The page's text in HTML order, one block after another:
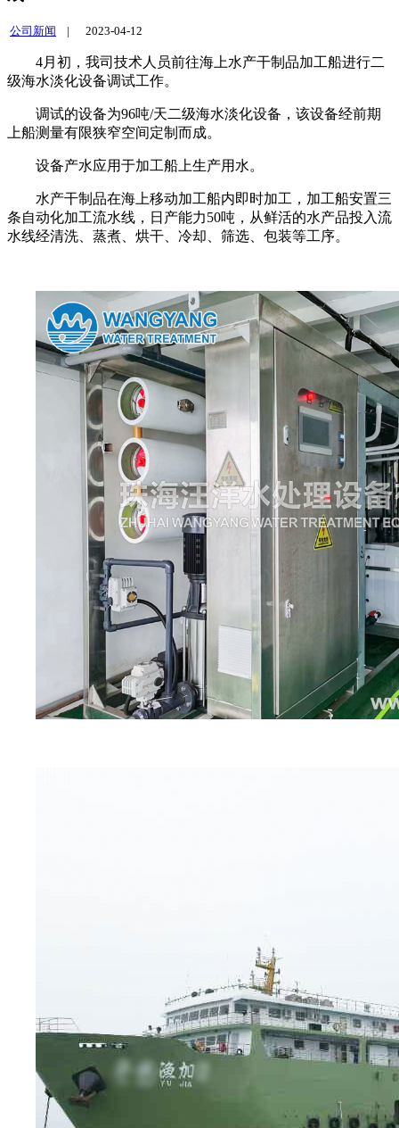
公司新闻 | 2023-04-12
4月初，我司技术人员前往海上水产干制品加工船进行二
级海水淡化设备调试工作。
调试的设备为96吨/天二级海水淡化设备，该设备经前期
上船测量有限狭窄空间定制而成。
设备产水应用于加工船上生产用水。
水产干制品在海上移动加工船内即时加工，加工船安置三
条自动化加工流水线，日产能力50吨，从鲜活的水产品投入流
水线经清洗、蒸煮、烘干、冷却、筛选、包装等工序。